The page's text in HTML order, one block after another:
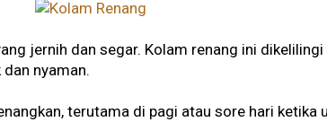
jernih dan segar. Kolam renang ini
nyaman.
terutama di pagi atau sore hari ketika